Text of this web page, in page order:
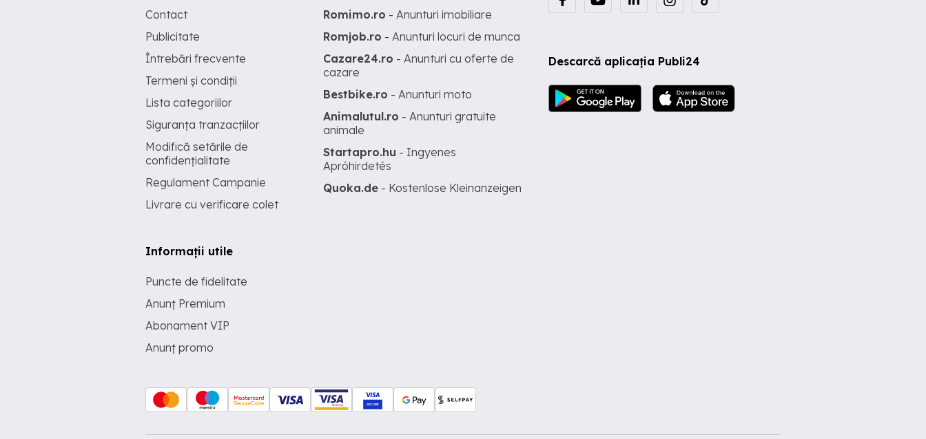
Descarcă aplicația Publi24
Contact
Publicitate
Întrebări frecvente
Termeni și condiții
Lista categoriilor
Siguranța tranzacțiilor
Modifică setările de
confidențialitate
Regulament Campanie
Livrare cu verificare colet
Informații utile
Puncte de fidelitate
Anunț Premium
Abonament VIP
Anunț promo
Romimo.ro - Anunturi imobiliare
Romjob.ro - Anunturi locuri de munca
Cazare24.ro - Anunturi cu oferte de
cazare
Bestbike.ro - Anunturi moto
Animalutul.ro - Anunturi gratuite
animale
Startapro.hu - Ingyenes
Apróhirdetés
Quoka.de - Kostenlose Kleinanzeigen